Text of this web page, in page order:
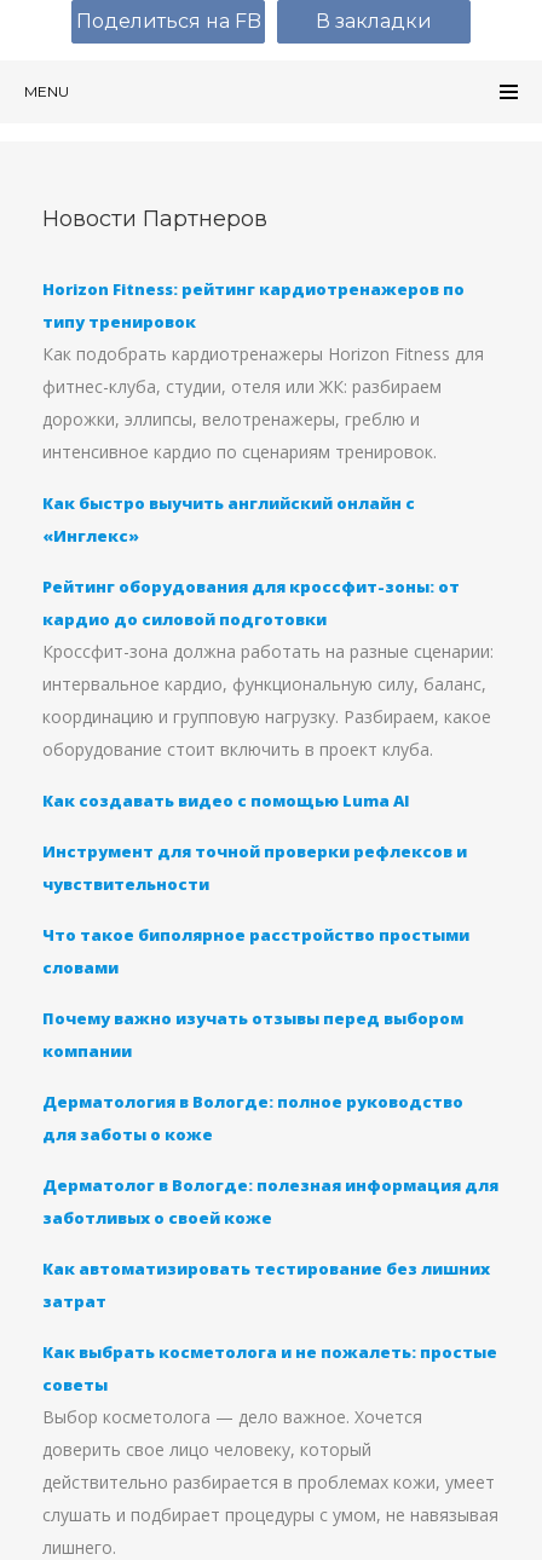
MENU
Новости Партнеров
Horizon Fitness: рейтинг кардиотренажеров по
типу тренировок
Как подобрать кардиотренажеры Horizon Fitness для
фитнес-клуба, студии, отеля или ЖК: разбираем
дорожки, эллипсы, велотренажеры, греблю и
интенсивное кардио по сценариям тренировок.
Как быстро выучить английский онлайн с
«Инглекс»
Рейтинг оборудования для кроссфит-зоны: от
кардио до силовой подготовки
Кроссфит-зона должна работать на разные сценарии:
интервальное кардио, функциональную силу, баланс,
координацию и групповую нагрузку. Разбираем, какое
оборудование стоит включить в проект клуба.
Как создавать видео с помощью Luma AI
Инструмент для точной проверки рефлексов и
чувствительности
Что такое биполярное расстройство простыми
словами
Почему важно изучать отзывы перед выбором
компании
Дерматология в Вологде: полное руководство
для заботы о коже
Дерматолог в Вологде: полезная информация для
заботливых о своей коже
Как автоматизировать тестирование без лишних
затрат
Как выбрать косметолога и не пожалеть: простые
советы
Выбор косметолога — дело важное. Хочется
доверить свое лицо человеку, который
действительно разбирается в проблемах кожи, умеет
слушать и подбирает процедуры с умом, не навязывая
лишнего.
Поделиться на FB В закладки